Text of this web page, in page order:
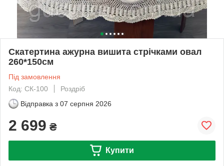
Скатертина ажурна вишита стрічками овал
260*150см
Під замовлення
Код: СК-100
Роздріб
Відправка з 07 серпня 2026
2 699 ₴
Купити